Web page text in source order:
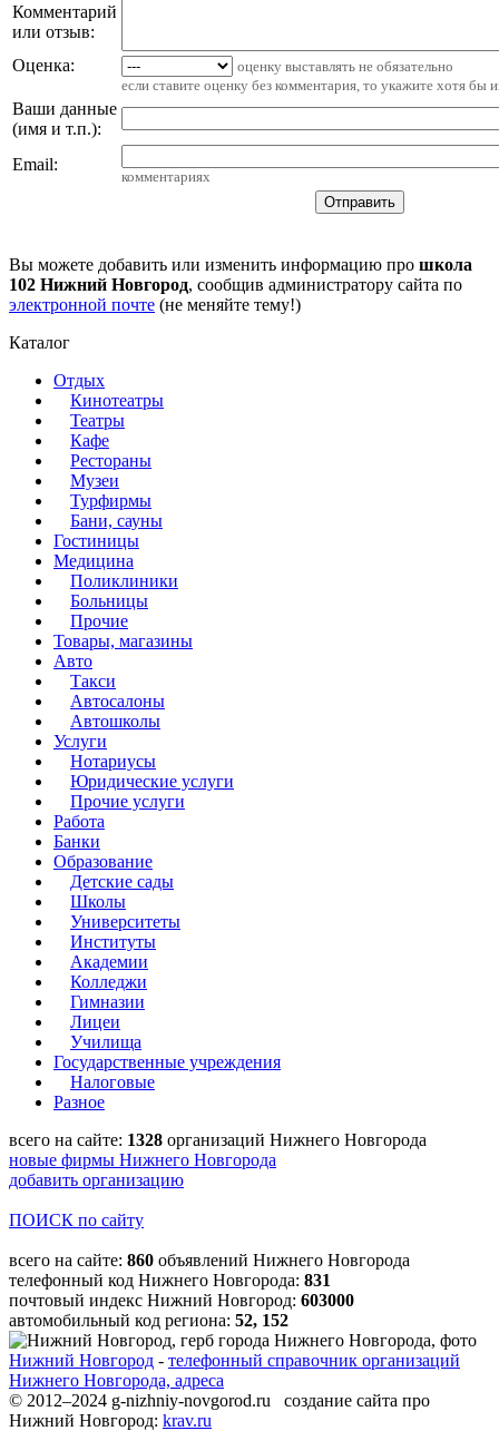
Комментарий
или отзыв:
Оценка:
оценку выставлять не обязательно
если ставите оценку без комментария, то укажите хотя бы
Ваши данные
(имя и т.п.):
Email:
комментариях
Вы можете добавить или изменить информацию про школа
102 Нижний Новгород, сообщив администратору сайта по
электронной почте (не меняйте тему!)
Каталог
Отдых
Кинотеатры
Театры
Кафе
Рестораны
Музеи
Турфирмы
Бани, сауны
Гостиницы
Медицина
Поликлиники
Больницы
Прочие
Товары, магазины
Авто
Такси
Автосалоны
Автошколы
Услуги
Нотариусы
Юридические услуги
Прочие услуги
Работа
Банки
Образование
Детские сады
Школы
Университеты
Институты
Академии
Колледжи
Гимназии
Лицеи
Училища
Государственные учреждения
Налоговые
Разное
всего на сайте: 1328 организаций Нижнего Новгорода
новые фирмы Нижнего Новгорода
добавить организацию
ПОИСК по сайту
всего на сайте: 860 объявлений Нижнего Новгорода
телефонный код Нижнего Новгорода: 831
почтовый индекс Нижний Новгород: 603000
автомобильный код региона: 52, 152
Нижний Новгород - телефонный справочник организаций
Нижнего Новгорода, адреса
© 2012–2024 g-nizhniy-novgorod.ru создание сайта про
Нижний Новгород: krav.ru